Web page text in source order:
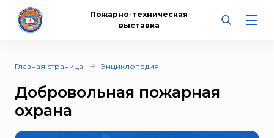
Пожарно-техническая
выставка
Главная страница Энциклопедия
Добровольная пожарная
охрана